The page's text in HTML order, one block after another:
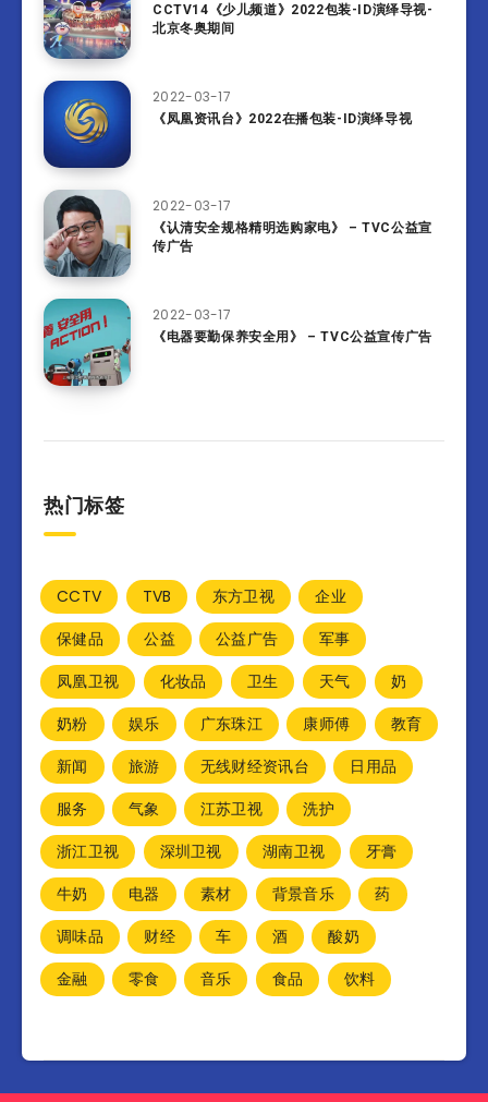
CCTV14《少儿频道》2022包装-ID演绎导视-
北京冬奥期间
2022-03-17
《凤凰资讯台》2022在播包装-ID演绎导视
2022-03-17
《认清安全规格精明选购家电》 – TVC公益宣
传广告
2022-03-17
《电器要勤保养安全用》 – TVC公益宣传广告
热门标签
CCTV TVB 东方卫视
企业
保健品
公益 公益广告
军事
凤凰卫视
化妆品 卫生 天气
奶
奶粉
娱乐 广东珠江 康师傅
教育
新闻
旅游 无线财经资讯台
日用品
服务
气象 江苏卫视
洗护
浙江卫视
深圳卫视 湖南卫视
牙膏
牛奶
电器 素材 背景音乐
药
调味品
财经 车 酒
酸奶
金融
零食 音乐 食品 饮料